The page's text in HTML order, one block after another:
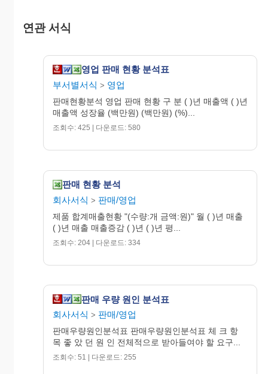
2월
3월
4월
5월
2/4
상
반
11
월
월
4/4
하
년
매출금액비교
950,000,000
연관 서식
영업 판매 현황 분석표
부서별서식 > 영업
판매현황분석 영업 판매 현황 구 분 ( )년 매출액 ( )년
매출액 성장율 (백만원) (백만원) (%)...
조회수: 425 | 다운로드: 580
판매 현황 분석
회사서식 > 판매/영업
제품 합계매출현황 "(수량:개 금액:원)" 월 ( )년 매출
( )년 매출 매출증감 ( )년 ( )년 평...
조회수: 204 | 다운로드: 334
판매 우량 원인 분석표
회사서식 > 판매/영업
판매우량원인분석표 판매우량원인분석표 체 크 항
목 좋 았 던 원 인 전체적으로 받아들여야 할 요구...
조회수: 51 | 다운로드: 255